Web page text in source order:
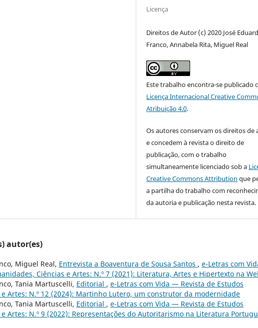
Licença
Direitos de Autor (c) 2020 José
Franco, Annabela Rita, Miguel Real
Este trabalho encontra-se publicado
Licença Internacional Creative
Atribuição 4.0.
Os autores conservam os direitos de
e concedem à revista o direito de
publicação, com o trabalho
simultaneamente licenciado sob a
Creative Commons Attribution que
a partilha do trabalho com
da autoria e publicação nesta revista.
autor(es)
Miguel Real, Entrevista a Boaventura de Sousa Santos , e-Letras com
Ciências e Artes: N.º 7 (2021): Literatura, Artes e Hipertexto na
Tania Martuscelli, Editorial , e-Letras com Vida — Revista de Estudos
Artes: N.º 12 (2024): Martinho Lutero, um construtor da modernidade
Tania Martuscelli, Editorial , e-Letras com Vida — Revista de Estudos
Artes: N.º 9 (2022): Representações do Autoritarismo na Literatura